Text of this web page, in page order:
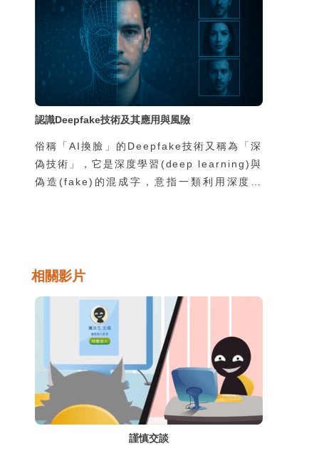
裡沒有特別辛苦，也不是因為缺錢。」那為什
麼這些學生還要冒險去從事這樣的違法行為
呢？
認識Deepfake技術及其應用與風險
俗稱「AI換臉」的Deepfake技術又稱為「深
偽技術」，它是深度學習(deep learning)與
偽造(fake)的混成字，意指一類利用深度學
上，因此各種相關的善意或惡意的應用方式層
Deepfake技術帶來的巨大衝擊。
相關影片
謹慎交談